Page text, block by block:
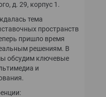
ИТ В ЗДРАВООХРАНЕНИИ
ПАРТНЕРСКИЕ ПРОЕКТЫ
ИТ-КАЛЕНДАРЬ
д. 29, корпус 1.
тема
пространств
пришло время
решениям. В
обсудим ключевые
и